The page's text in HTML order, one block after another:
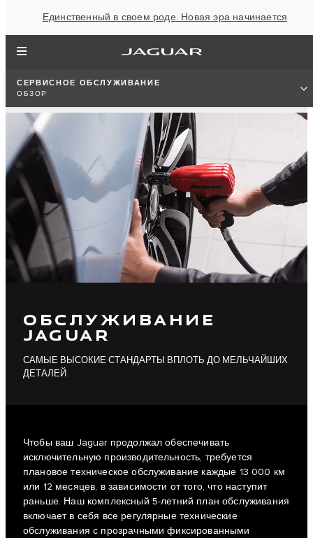
Единственный в своем роде. Новая эра начинается
СЕРВИСНОЕ ОБСЛУЖИВАНИЕ
ОБЗОР
ОБСЛУЖИВАНИЕ
JAGUAR
САМЫЕ ВЫСОКИЕ СТАНДАРТЫ ВПЛОТЬ ДО МЕЛЬЧАЙШИХ
ДЕТАЛЕЙ
Чтобы ваш Jaguar продолжал обеспечивать
исключительную производительность, требуется
плановое техническое обслуживание каждые 13 000 км
или 12 месяцев, в зависимости от того, что наступит
раньше. Наш комплексный 5-летний план обслуживания
включает в себя все регулярные технические
обслуживания с прозрачными фиксированными